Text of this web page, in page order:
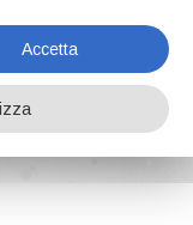
Tecnologie e accessori di verniciatura
Accetta